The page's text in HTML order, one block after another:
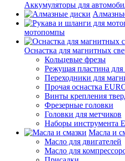
Аккумуляторы для
мотопомпы
Оснастка для магнитных
Кольцевые фрезы
Режущая пластина
Переходники для
Прочая оснастка
Винты крепления
Фрезерные головки
Головки для метчиков
Наборы инструмента
Масла и
Масло для двигателей
Масло для